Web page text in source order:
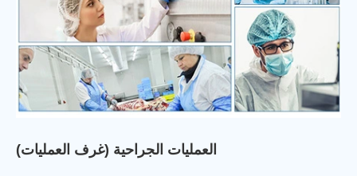
العمليات الجراحية (غرف العمليات)